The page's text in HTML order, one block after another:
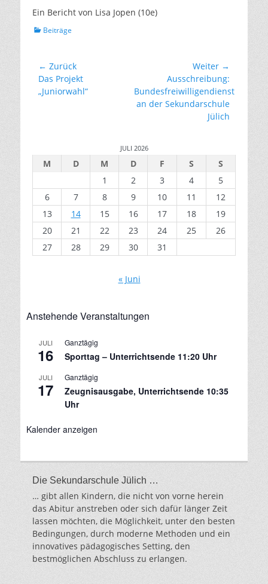
Ein Bericht von Lisa Jopen (10e)
Kategorien
Beiträge
Beitragsnavigation
← Zurück
Vorhergehender
Beitrag:
Das Projekt
„Juniorwahl“
Weiter →
Nächster
Beitrag:
Ausschreibung:
Bundesfreiwilligendienst
an der Sekundarschule
Jülich
JULI 2026
M D M D F S
S
1
2 3 4
5
6
7 8 9 10 11
12
13
14 15 16 17 18
19
20
21 22 23 24 25
26
27
28 29 30 31
« Juni
Anstehende Veranstaltungen
JULI
16
Ganztägig
Sporttag – Unterrichtsende 11:20 Uhr
JULI
17
Ganztägig
Zeugnisausgabe, Unterrichtsende 10:35
Uhr
Kalender anzeigen
Die Sekundarschule Jülich …
… gibt allen Kindern, die nicht von vorne herein
das Abitur anstreben oder sich dafür länger Zeit
lassen möchten, die Möglichkeit, unter den besten
Bedingungen, durch moderne Methoden und ein
innovatives pädagogisches Setting, den
bestmöglichen Abschluss zu erlangen.